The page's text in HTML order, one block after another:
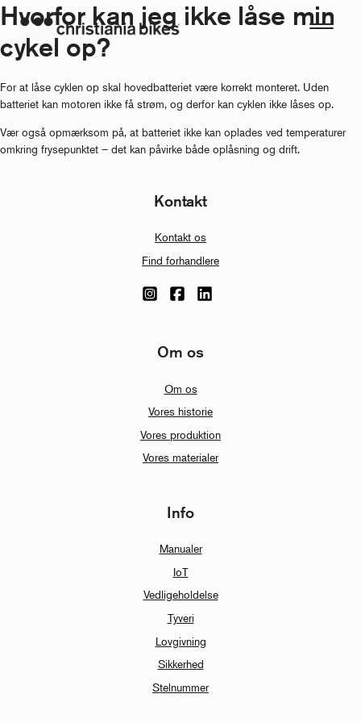
Skip
to
content
Hvorfor kan jeg ikke låse min
cykel op?
For at låse cyklen op skal hovedbatteriet være korrekt monteret. Uden
batteriet kan motoren ikke få strøm, og derfor kan cyklen ikke låses op.
Vær også opmærksom på, at batteriet ikke kan oplades ved temperaturer
omkring frysepunktet – det kan påvirke både oplåsning og drift.
Kontakt
Kontakt os
Find forhandlere
Om os
Om os
Vores historie
Vores produktion
Vores materialer
Info
Manualer
IoT
Vedligeholdelse
Tyveri
Lovgivning
Sikkerhed
Stelnummer